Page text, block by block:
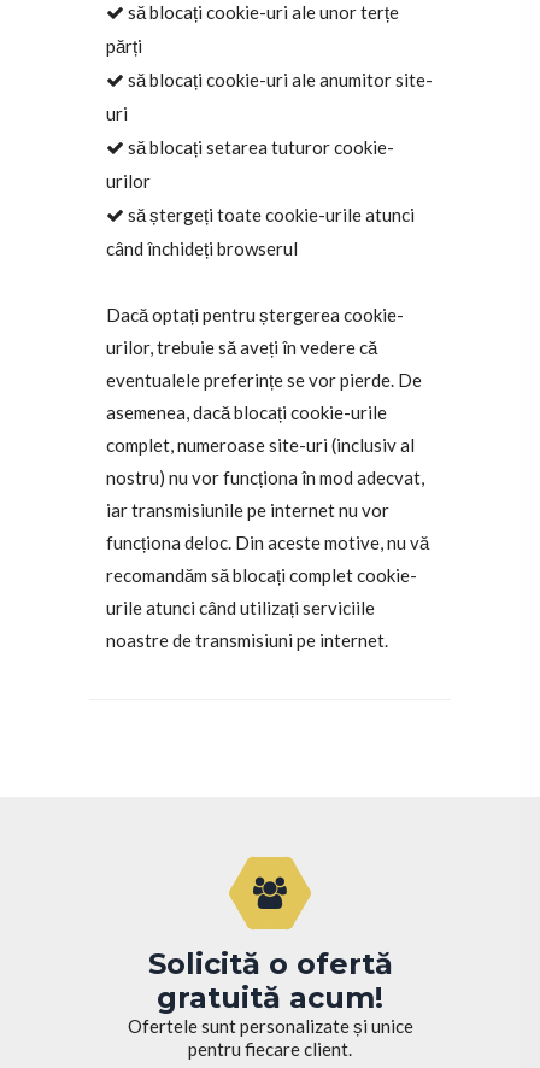
să blocați cookie-uri ale unor terțe
părți
să blocați cookie-uri ale anumitor site-
uri
să blocați setarea tuturor cookie-
urilor
să ștergeți toate cookie-urile atunci
când închideți browserul
Dacă optați pentru ștergerea cookie-
urilor, trebuie să aveți în vedere că
eventualele preferințe se vor pierde. De
asemenea, dacă blocați cookie-urile
complet, numeroase site-uri (inclusiv al
nostru) nu vor funcționa în mod adecvat,
iar transmisiunile pe internet nu vor
funcționa deloc. Din aceste motive, nu vă
recomandăm să blocați complet cookie-
urile atunci când utilizați serviciile
noastre de transmisiuni pe internet.
Solicită o ofertă
gratuită acum!
Ofertele sunt personalizate și unice
pentru fiecare client.